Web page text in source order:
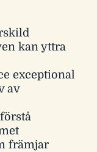
kan yttra
exceptional
av
främjar